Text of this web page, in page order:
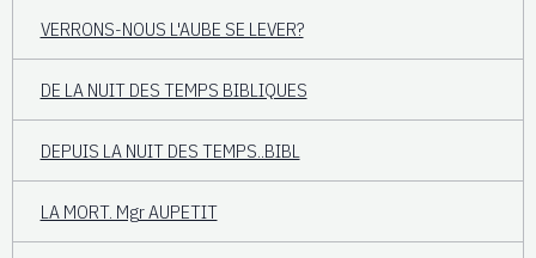
VERRONS-NOUS L'AUBE SE LEVER?
DE LA NUIT DES TEMPS BIBLIQUES
DEPUIS LA NUIT DES TEMPS..BIBL
LA MORT. Mgr AUPETIT